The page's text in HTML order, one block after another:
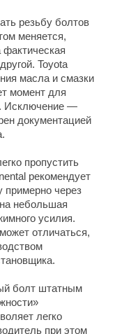
резьбу болтов
меняется,
Toyota
масла и смазки
момент для
Исключение —
документацией
пропустить
рекомендует
примерно через
небольшая
усилия.
отличаться,
болт штатным
легко
при этом